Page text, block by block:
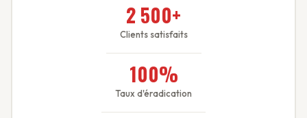
2 500+
Clients satisfaits
100%
Taux d'éradication